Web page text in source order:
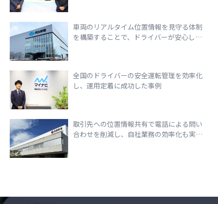
車両のリアルタイム位置情報を見守る体制
を構築することで、ドライバーが安心して
全国のドライバーの安全運転管理を効率化
し、運用定着に成功した事例
取引先への位置情報共有で電話による問い
合わせを削減し、自社業務の効率化も実現